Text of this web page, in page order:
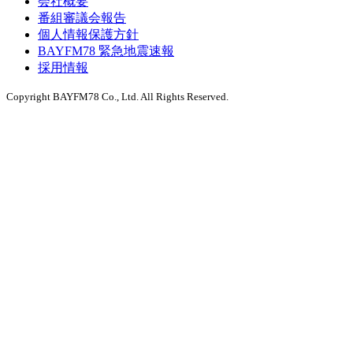
番組審議会報告
個人情報保護方針
BAYFM78 緊急地震速報
採用情報
Copyright BAYFM78 Co., Ltd. All Rights Reserved.